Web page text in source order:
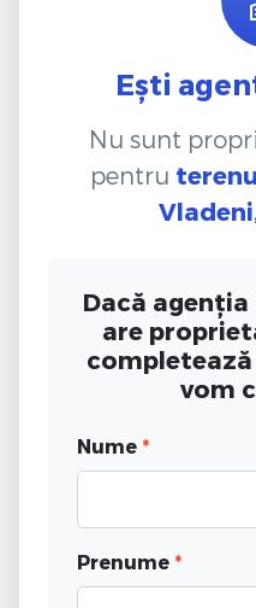
Ești
Nu sunt
pentru
Dacă
are
vom
Nume *
Prenume *